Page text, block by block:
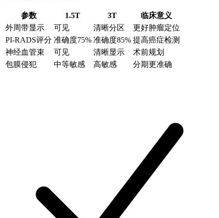
参数 1.5T 3T
临床意义
外周带显示
可见 清晰分区
更好肿瘤定位
PI-RADS评分 准确度75% 准确度85% 提高癌症检测
神经血管束
可见 清晰显示
术前规划
包膜侵犯
中等敏感 高敏感 分期更准确